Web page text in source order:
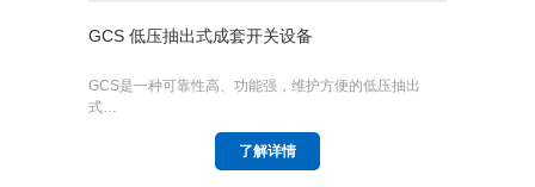
GCS 低压抽出式成套开关设备
GCS是一种可靠性高、功能强，维护方便的低压抽出
式…
了解详情